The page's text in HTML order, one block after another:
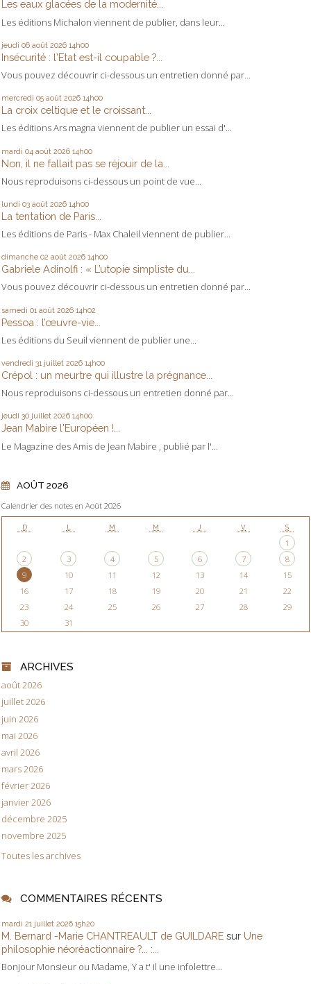
Les eaux glacées de la modernité...
Les éditions Michalon viennent de publier, dans leur...
jeudi 06 août 2026 14h00
Insécurité : l'Etat est-il coupable ?...
Vous pouvez découvrir ci-dessous un entretien donné par...
mercredi 05 août 2026 14h00
La croix celtique et le croissant...
Les éditions Ars magna viennent de publier un essai d'...
mardi 04 août 2026 14h00
Non, il ne fallait pas se réjouir de la...
Nous reproduisons ci-dessous un point de vue...
lundi 03 août 2026 14h00
La tentation de Paris...
Les éditions de Paris - Max Chaleil viennent de publier...
dimanche 02 août 2026 14h00
Gabriele Adinolfi : « L’utopie simpliste du...
Vous pouvez découvrir ci-dessous un entretien donné par...
samedi 01 août 2026 14h02
Pessoa : l’œuvre-vie...
Les éditions du Seuil viennent de publier une...
vendredi 31 juillet 2026 14h00
Crépol : un meurtre qui illustre la prégnance...
Nous reproduisons ci-dessous un entretien donné par...
jeudi 30 juillet 2026 14h00
Jean Mabire l'Européen !...
Le Magazine des Amis de Jean Mabire , publié par l'...
AOÛT 2026
Calendrier des notes en Août 2026
D L M M J V S
1
2
3 4 5 6 7
8
9
10 11 12 13 14
15
16
17 18 19 20 21
22
23
24 25 26 27 28
29
30
31
ARCHIVES
août 2026
juillet 2026
juin 2026
mai 2026
avril 2026
mars 2026
février 2026
janvier 2026
décembre 2025
novembre 2025
Toutes les archives
COMMENTAIRES RÉCENTS
mardi 21 juillet 2026 15h20
M. Bernard -Marie CHANTREAULT de GUILDARE sur Une
philosophie néoréactionnaire ?... :...
Bonjour Monsieur ou Madame, Y a t' il une infolettre...